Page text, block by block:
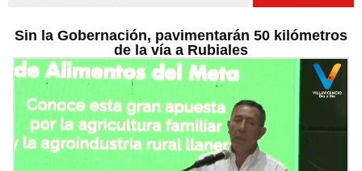
Sin la Gobernación, pavimentarán 50 kilómetros
de la vía a Rubiales